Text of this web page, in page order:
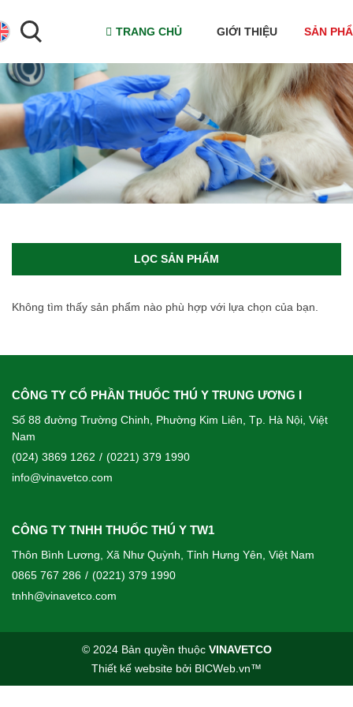
TRANG CHỦ GIỚI THIỆU SẢN
LỌC SẢN PHẨM
Không tìm thấy sản phẩm nào phù hợp với lựa chọn của bạn.
CÔNG TY CỔ PHẦN THUỐC THÚ Y TRUNG ƯƠNG I
Số 88 đường Trường Chinh, Phường Kim Liên, Tp. Hà Nội, Việt
Nam
(024) 3869 1262 / (0221) 379 1990
info@vinavetco.com
CÔNG TY TNHH THUỐC THÚ Y TW1
Thôn Bình Lương, Xã Như Quỳnh, Tỉnh Hưng Yên, Việt Nam
0865 767 286 / (0221) 379 1990
tnhh@vinavetco.com
© 2024 Bản quyền thuộc VINAVETCO
Thiết kế website bởi BICWeb.vn™